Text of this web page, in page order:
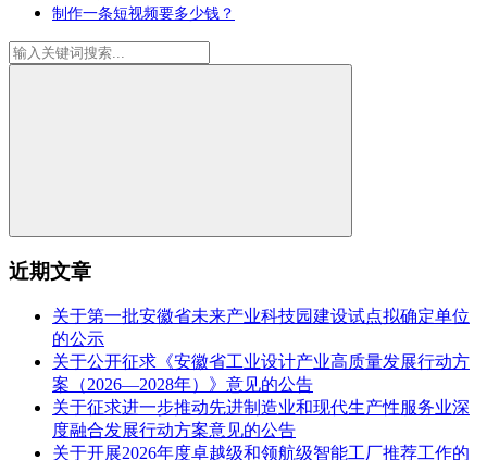
制作一条短视频要多少钱？
近期文章
关于第一批安徽省未来产业科技园建设试点拟确定单位
的公示
关于公开征求《安徽省工业设计产业高质量发展行动方
案（2026—2028年）》意见的公告
关于征求进一步推动先进制造业和现代生产性服务业深
度融合发展行动方案意见的公告
关于开展2026年度卓越级和领航级智能工厂推荐工作的